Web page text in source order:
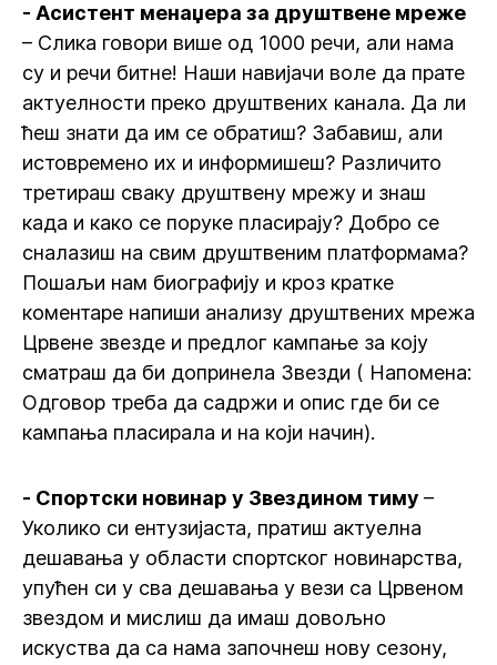
- Асистент менаџера за друштвене мреже
– Слика говори више од 1000 речи, али нама
су и речи битне! Наши навијачи воле да прате
актуелности преко друштвених канала. Да ли
ћеш знати да им се обратиш? Забавиш, али
истовремено их и информишеш? Различито
третираш сваку друштвену мрежу и знаш
када и како се поруке пласирају? Добро се
сналазиш на свим друштвеним платформама?
Пошаљи нам биографију и кроз кратке
коментаре напиши анализу друштвених мрежа
Црвене звезде и предлог кампање за коју
сматраш да би допринела Звезди ( Напомена:
Одговор треба да садржи и опис где би се
кампања пласирала и на који начин).
- Спортски новинар у Звездином тиму –
Уколико си ентузијаста, пратиш актуелна
дешавања у области спортског новинарства,
упућен си у сва дешавања у вези са Црвеном
звездом и мислиш да имаш довољно
искуства да са нама започнеш нову сезону,